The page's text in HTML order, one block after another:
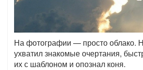
На фотографии — просто облако.
ухватил знакомые очертания,
их с шаблоном и опознал коня.